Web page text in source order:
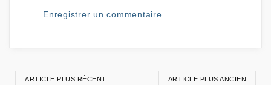
Enregistrer un commentaire
ARTICLE PLUS RÉCENT ARTICLE PLUS ANCIEN